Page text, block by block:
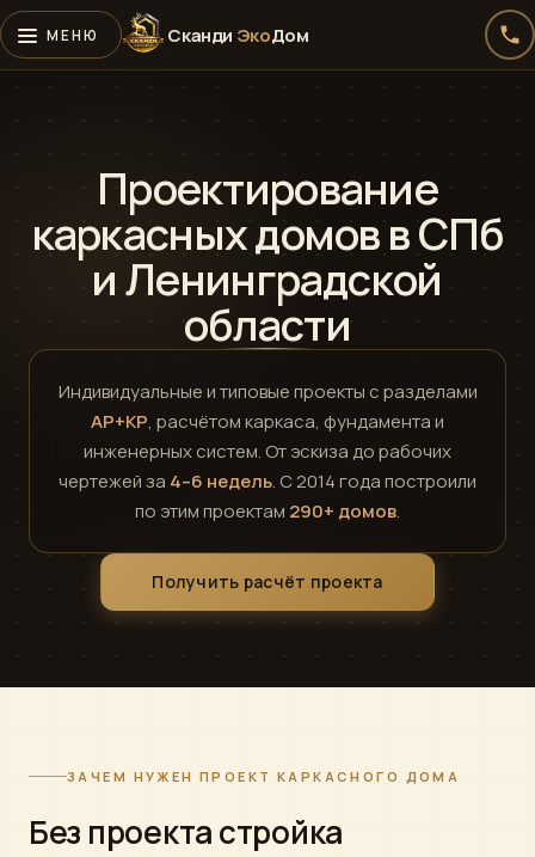
Сканди ЭкоДом
Проектирование
каркасных домов в СПб
и Ленинградской
области
Индивидуальные и типовые проекты с разделами
АР+КР, расчётом каркаса, фундамента и
инженерных систем. От эскиза до рабочих
чертежей за 4–6 недель. С 2014 года построили
по этим проектам 290+ домов.
Получить расчёт проекта
ЗАЧЕМ НУЖЕН ПРОЕКТ КАРКАСНОГО ДОМА
Без проекта стройка
Онлайн · консультирует по проектам, ценам и ипотеке
Telegram
WhatsApp
Напишите нам
ВКонтакте ›
Директ ›
MAX